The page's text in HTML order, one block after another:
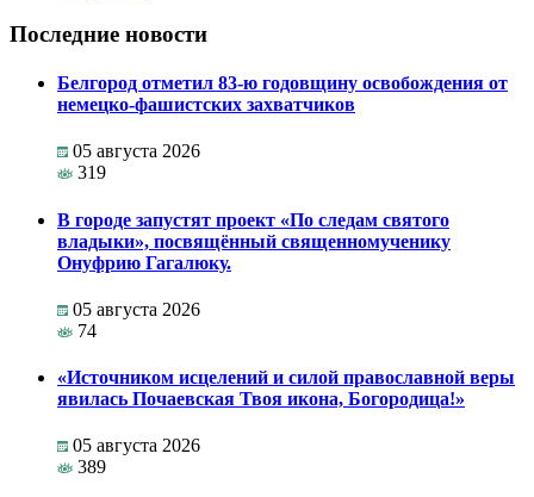
Последние новости
Белгород отметил 83-ю годовщину освобождения от
немецко-фашистских захватчиков
05 августа 2026
319
В городе запустят проект «По следам святого
владыки», посвящённый священномученику
Онуфрию Гагалюку.
05 августа 2026
74
«Источником исцелений и силой православной веры
явилась Почаевская Твоя икона, Богородица!»
05 августа 2026
389